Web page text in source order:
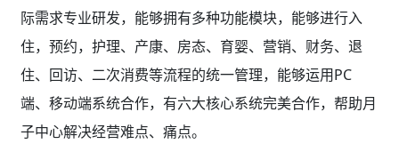
际需求专业研发，能够拥有多种功能模块，能够进行入
住，预约，护理、产康、房态、育婴、营销、财务、退
住、回访、二次消费等流程的统一管理，能够运用PC
端、移动端系统合作，有六大核心系统完美合作，帮助月
子中心解决经营难点、痛点。